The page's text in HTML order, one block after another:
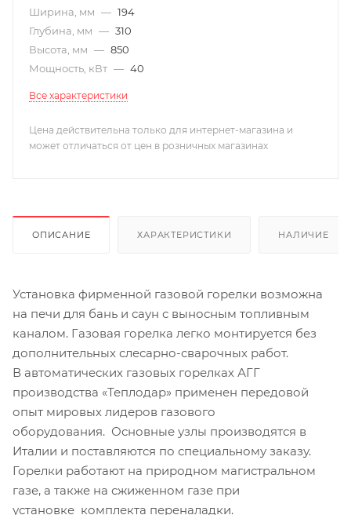
Ширина, мм — 194
Глубина, мм — 310
Высота, мм — 850
Мощность, кВт — 40
Все характеристики
Цена действительна только для интернет-магазина и
может отличаться от цен в розничных магазинах
ОПИСАНИЕ ХАРАКТЕРИСТИКИ НАЛИЧИЕ
Установка фирменной газовой горелки возможна
на печи для бань и саун с выносным топливным
каналом. Газовая горелка легко монтируется без
дополнительных слесарно-сварочных работ.
В автоматических газовых горелках АГГ
производства «Теплодар» применен передовой
опыт мировых лидеров газового
оборудования. Основные узлы производятся в
Италии и поставляются по специальному заказу.
Горелки работают на природном магистральном
газе, а также на сжиженном газе при
установке комплекта переналадки.